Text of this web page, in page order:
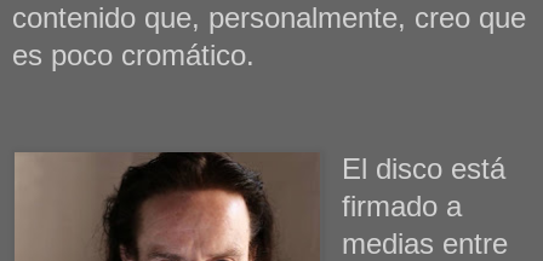
contenido que, personalmente, creo que
es poco cromático.
El disco está
firmado a
medias entre